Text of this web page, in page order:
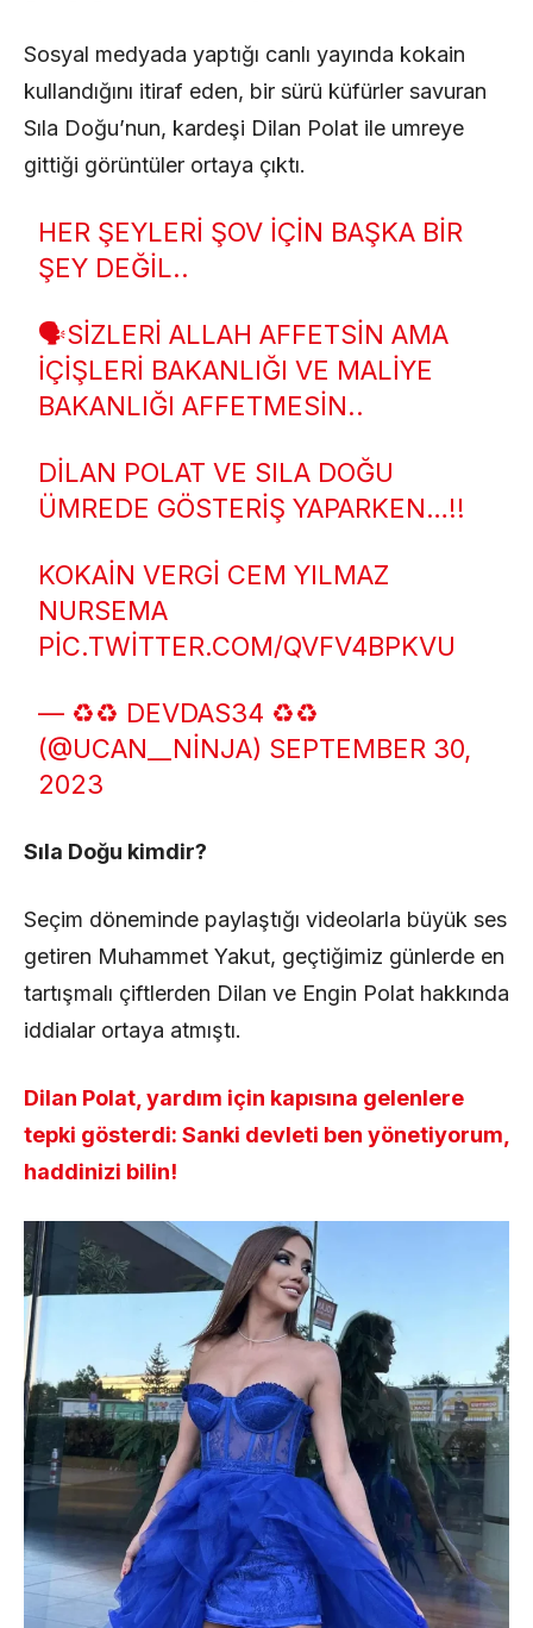
Sosyal medyada yaptığı canlı yayında kokain
kullandığını itiraf eden, bir sürü küfürler savuran
Sıla Doğu’nun, kardeşi Dilan Polat ile umreye
gittiği görüntüler ortaya çıktı.
HER ŞEYLERI ŞOV IÇIN BAŞKA BIR
ŞEY DEĞIL..
🗣️SIZLERI ALLAH AFFETSIN AMA
İÇIŞLERI BAKANLIĞI VE MALIYE
BAKANLIĞI AFFETMESIN..
DILAN POLAT VE SILA DOĞU
ÜMREDE GÖSTERIŞ YAPARKEN…!!
KOKAIN VERGI CEM YILMAZ
NURSEMA
PIC.TWITTER.COM/QVFV4BPKVU
— ♻️♻️ DEVDAS34 ♻️♻️
(@UCAN__NINJA) SEPTEMBER 30,
2023
Sıla Doğu kimdir?
Seçim döneminde paylaştığı videolarla büyük ses
getiren Muhammet Yakut, geçtiğimiz günlerde en
tartışmalı çiftlerden Dilan ve Engin Polat hakkında
iddialar ortaya atmıştı.
Dilan Polat, yardım için kapısına gelenlere
tepki gösterdi: Sanki devleti ben yönetiyorum,
haddinizi bilin!